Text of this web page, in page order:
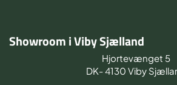
Showroom i Viby Sjælland
Hjortevænget 5
DK- 4130 Viby